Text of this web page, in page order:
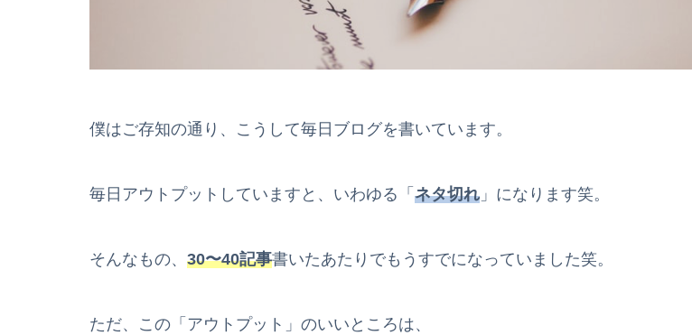
僕はご存知の通り、こうして毎日ブログを書いています。
毎日アウトプットしていますと、いわゆる「 ネタ切れ 」になります笑。
そんなもの、 30〜40記事書いたあたりでもうすでになっていました笑。
ただ、この「アウトプット」のいいところは、